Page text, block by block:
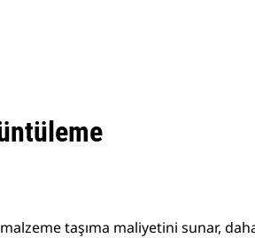
taşıma maliyetini sunar,